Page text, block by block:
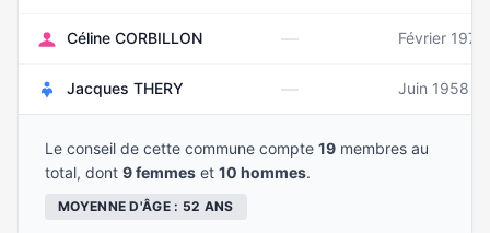
Céline CORBILLON — Février 1978
Jacques THERY — Juin 1958
Le conseil de cette commune compte 19 membres au
total, dont 9 femmes et 10 hommes.
MOYENNE D'ÂGE : 52 ANS